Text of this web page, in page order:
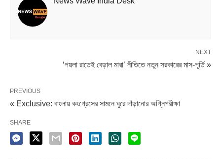
দেওয়াই আমাদের মূল লক্ষ্য।” তিনি আরও জানান, শুধুমাত্র কৃষকরাই নন,
বিভিন্ন ফার্মার প্রডিউসার অর্গানাইজেশন (এফপিও)-এর সদস্য এবং সার-
NEXT
‘পয়লা রাতেই বেড়াল মারা’ নীতিতে নতুন সরকারের মাস-পূর্তি »
PREVIOUS
« Exclusive: বাংলায় কংগ্রেসের সামনে ঘুরে দাঁড়ানোর অগ্নিপরীক্ষা
SHARE